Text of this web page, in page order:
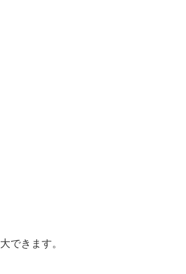
できます。